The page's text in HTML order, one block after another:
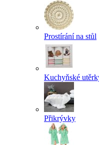
Prostírání na stůl
Kuchyňské
Přikrývky